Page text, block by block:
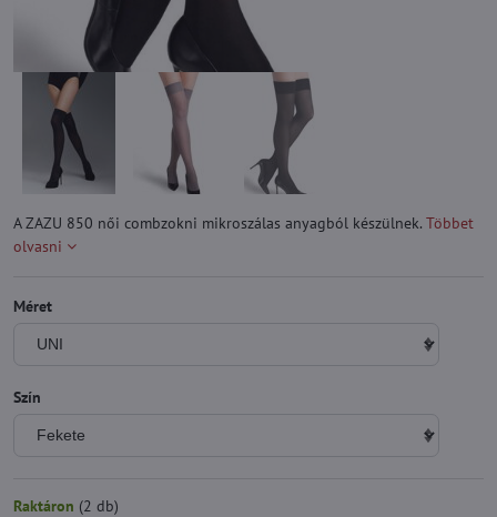
A ZAZU 850 női combzokni mikroszálas anyagból készülnek. Többet
olvasni
Méret
Szín
Raktáron (2 db)